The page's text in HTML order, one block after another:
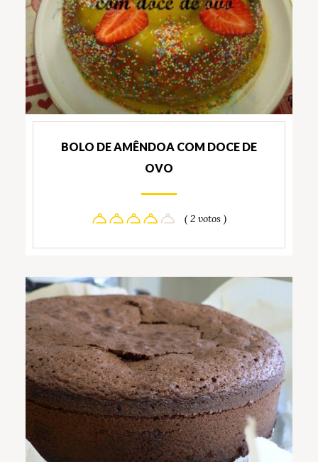
BOLO DE AMÊNDOA COM DOCE DE
OVO
( 2 votos )